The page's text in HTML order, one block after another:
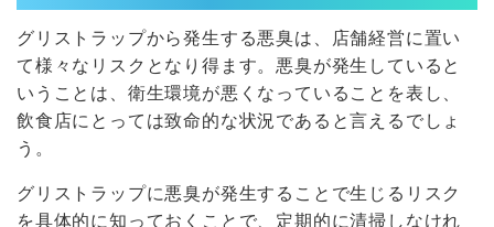
グリストラップから発生する悪臭は、店舗経営に置い
て様々なリスクとなり得ます。悪臭が発生していると
いうことは、衛生環境が悪くなっていることを表し、
飲食店にとっては致命的な状況であると言えるでしょ
う。
グリストラップに悪臭が発生することで生じるリスク
を具体的に知っておくことで、定期的に清掃しなけれ